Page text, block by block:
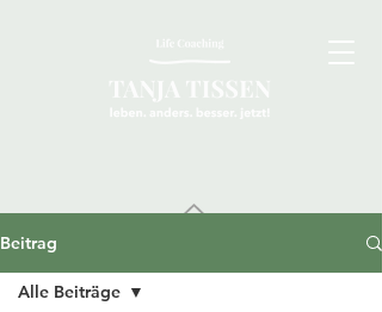
Beitrag
Alle Beiträge